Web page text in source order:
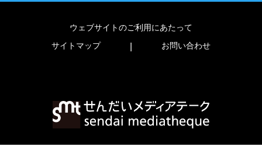
ウェブサイトのご利用にあたって
サイトマップ
お問い合わせ